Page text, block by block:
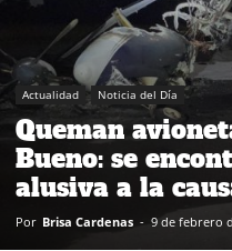
Actualidad Noticia del Día
Queman
Bueno: se
alusiva a la
Por Brisa Cardenas - 9 de febrero